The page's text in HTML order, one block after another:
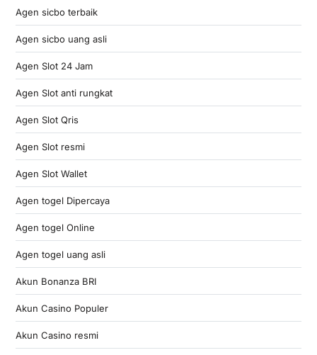
Agen sicbo terbaik
Agen sicbo uang asli
Agen Slot 24 Jam
Agen Slot anti rungkat
Agen Slot Qris
Agen Slot resmi
Agen Slot Wallet
Agen togel Dipercaya
Agen togel Online
Agen togel uang asli
Akun Bonanza BRI
Akun Casino Populer
Akun Casino resmi